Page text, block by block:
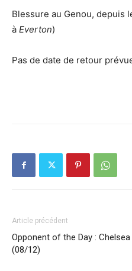
Blessure au Genou, depuis
à Everton)
Pas de date de retour
Article précédent
Opponent of the Day : Chelsea
(08/12)